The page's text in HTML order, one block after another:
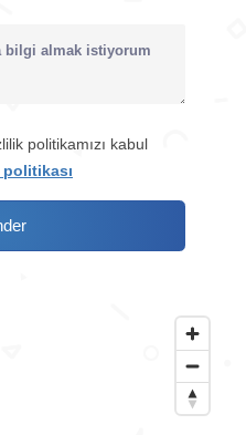
politikamızı kabul